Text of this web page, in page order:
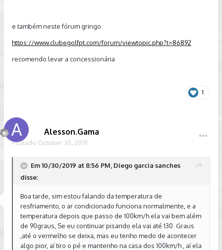
e também neste fórum gringo
https://www.clubegolfpt.com/forum/viewtopic.php?t=86892
recomendo levar a concessionária
1
Alesson.Gama
Postado October 30, 2019
Em 10/30/2019 at 8:56 PM, Diego garcia sanches
disse:
Boa tarde, sim estou falando da temperatura de
resfriamento, o ar condicionado funciona normalmente, e a
temperatura depois que passo de 100km/h ela vai bem além
de 90graus, Se eu continuar pisando ela vai até 130 Graus
,até o vermelho se deixa, mas eu tenho medo de acontecer
algo pior, aí tiro o pé e mantenho na casa dos 100km/h , aí ela